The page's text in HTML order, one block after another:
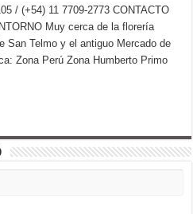
/ (+54) 11 7709-2773 CONTACTO
Muy cerca de la florería
San Telmo y el antiguo Mercado de
Zona Perú Zona Humberto Primo